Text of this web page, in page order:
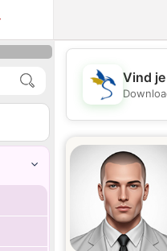
Vind